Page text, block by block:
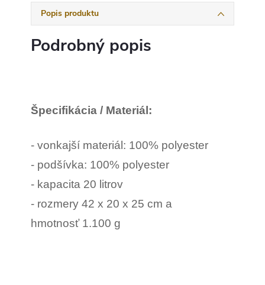
Popis produktu
Podrobný popis
Špecifikácia / Materiál:
- vonkajší materiál: 100% polyester
- podšívka: 100% polyester
- kapacita 20 litrov
- rozmery 42 x 20 x 25 cm a
hmotnosť 1.100 g